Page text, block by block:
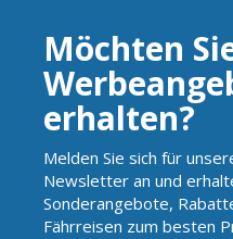
Möchten
erhalten?
Melden Sie sich für
Newsletter an und
Sonderangebote,
Fährreisen zum besten